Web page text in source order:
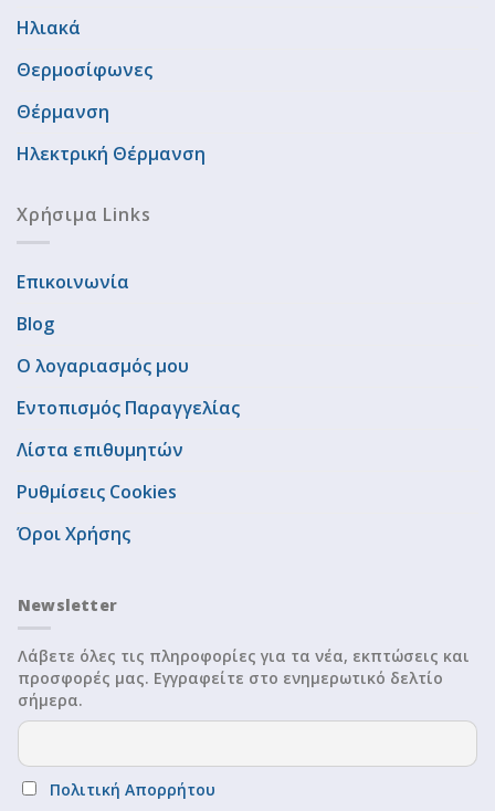
Ηλιακά
Θερμοσίφωνες
Θέρμανση
Ηλεκτρική Θέρμανση
Χρήσιμα Links
Επικοινωνία
Blog
Ο λογαριασμός μου
Εντοπισμός Παραγγελίας
Λίστα επιθυμητών
Ρυθμίσεις Cookies
Όροι Χρήσης
Newsletter
Λάβετε όλες τις πληροφορίες για τα νέα, εκπτώσεις και
προσφορές μας. Εγγραφείτε στο ενημερωτικό δελτίο
σήμερα.
Πολιτική Απορρήτου